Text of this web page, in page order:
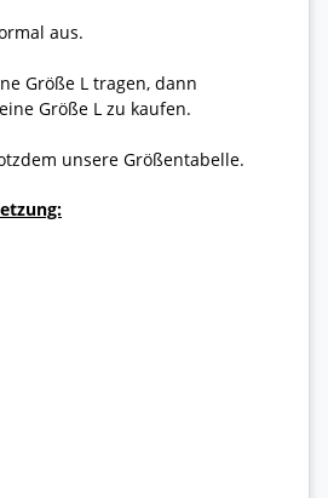
aus.
Größe L tragen, dann
Größe L zu kaufen.
unsere Größentabelle.